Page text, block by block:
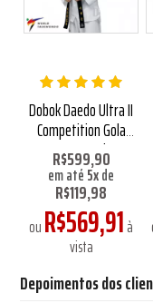
Dobok Daedo Ultra II
Competition Gola
Preta Aprovado WT
R$599,90
em até5xde
R$119,98
ouR$569,91à
vista
Depoimentos dos